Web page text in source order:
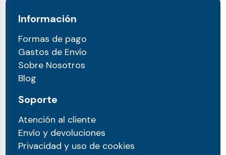
Información
Formas de pago
Gastos de Envío
Sobre Nosotros
Blog
Soporte
Atención al cliente
Envío y devoluciones
Privacidad y uso de cookies